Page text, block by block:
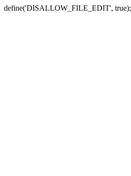
define('DISALLOW_FILE_EDIT',